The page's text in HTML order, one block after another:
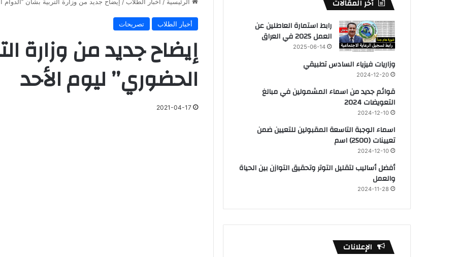
أخبار الطلاب تصريحات
إيضاح جديد من وزارة
الحضوري’’ ليوم الأحد
2021-04-17
أخر المقالات
رابط استمارة العاطلين عن
العمل 2025 في العراق
2025-06-14
وزاريات فيزياء السادس تطبيقي
2024-12-20
قوائم جديد من اسماء المشمولين في مبالغ
التعويضات 2024
2024-12-10
اسماء الوجبة التاسعة المقبولين للتعيين ضمن
تعيينات (2500) اسم
2024-12-10
أفضل أساليب لتقليل التوتر وتحقيق التوازن بين الحياة
والعمل
2024-11-28
الإعلانات